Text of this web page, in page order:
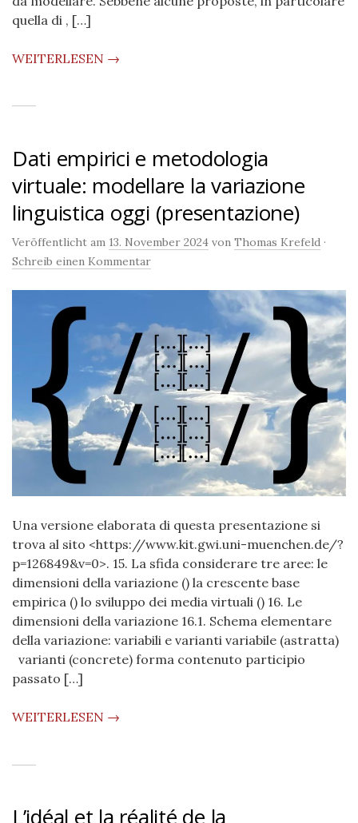
quella di , […]
WEITERLESEN →
Dati empirici e metodologia
virtuale: modellare la variazione
linguistica oggi (presentazione)
Veröffentlicht am 13. November 2024 von Thomas Krefeld ·
Schreib einen Kommentar
Una versione elaborata di questa presentazione si
trova al sito <https://www.kit.gwi.uni-muenchen.de/?
p=126849&v=0>. 15. La sfida considerare tre aree: le
dimensioni della variazione () la crescente base
empirica () lo sviluppo dei media virtuali () 16. Le
dimensioni della variazione 16.1. Schema elementare
della variazione: variabili e varianti variabile (astratta)
varianti (concrete) forma contenuto participio
passato […]
WEITERLESEN →
L’idéal et la réalité de la